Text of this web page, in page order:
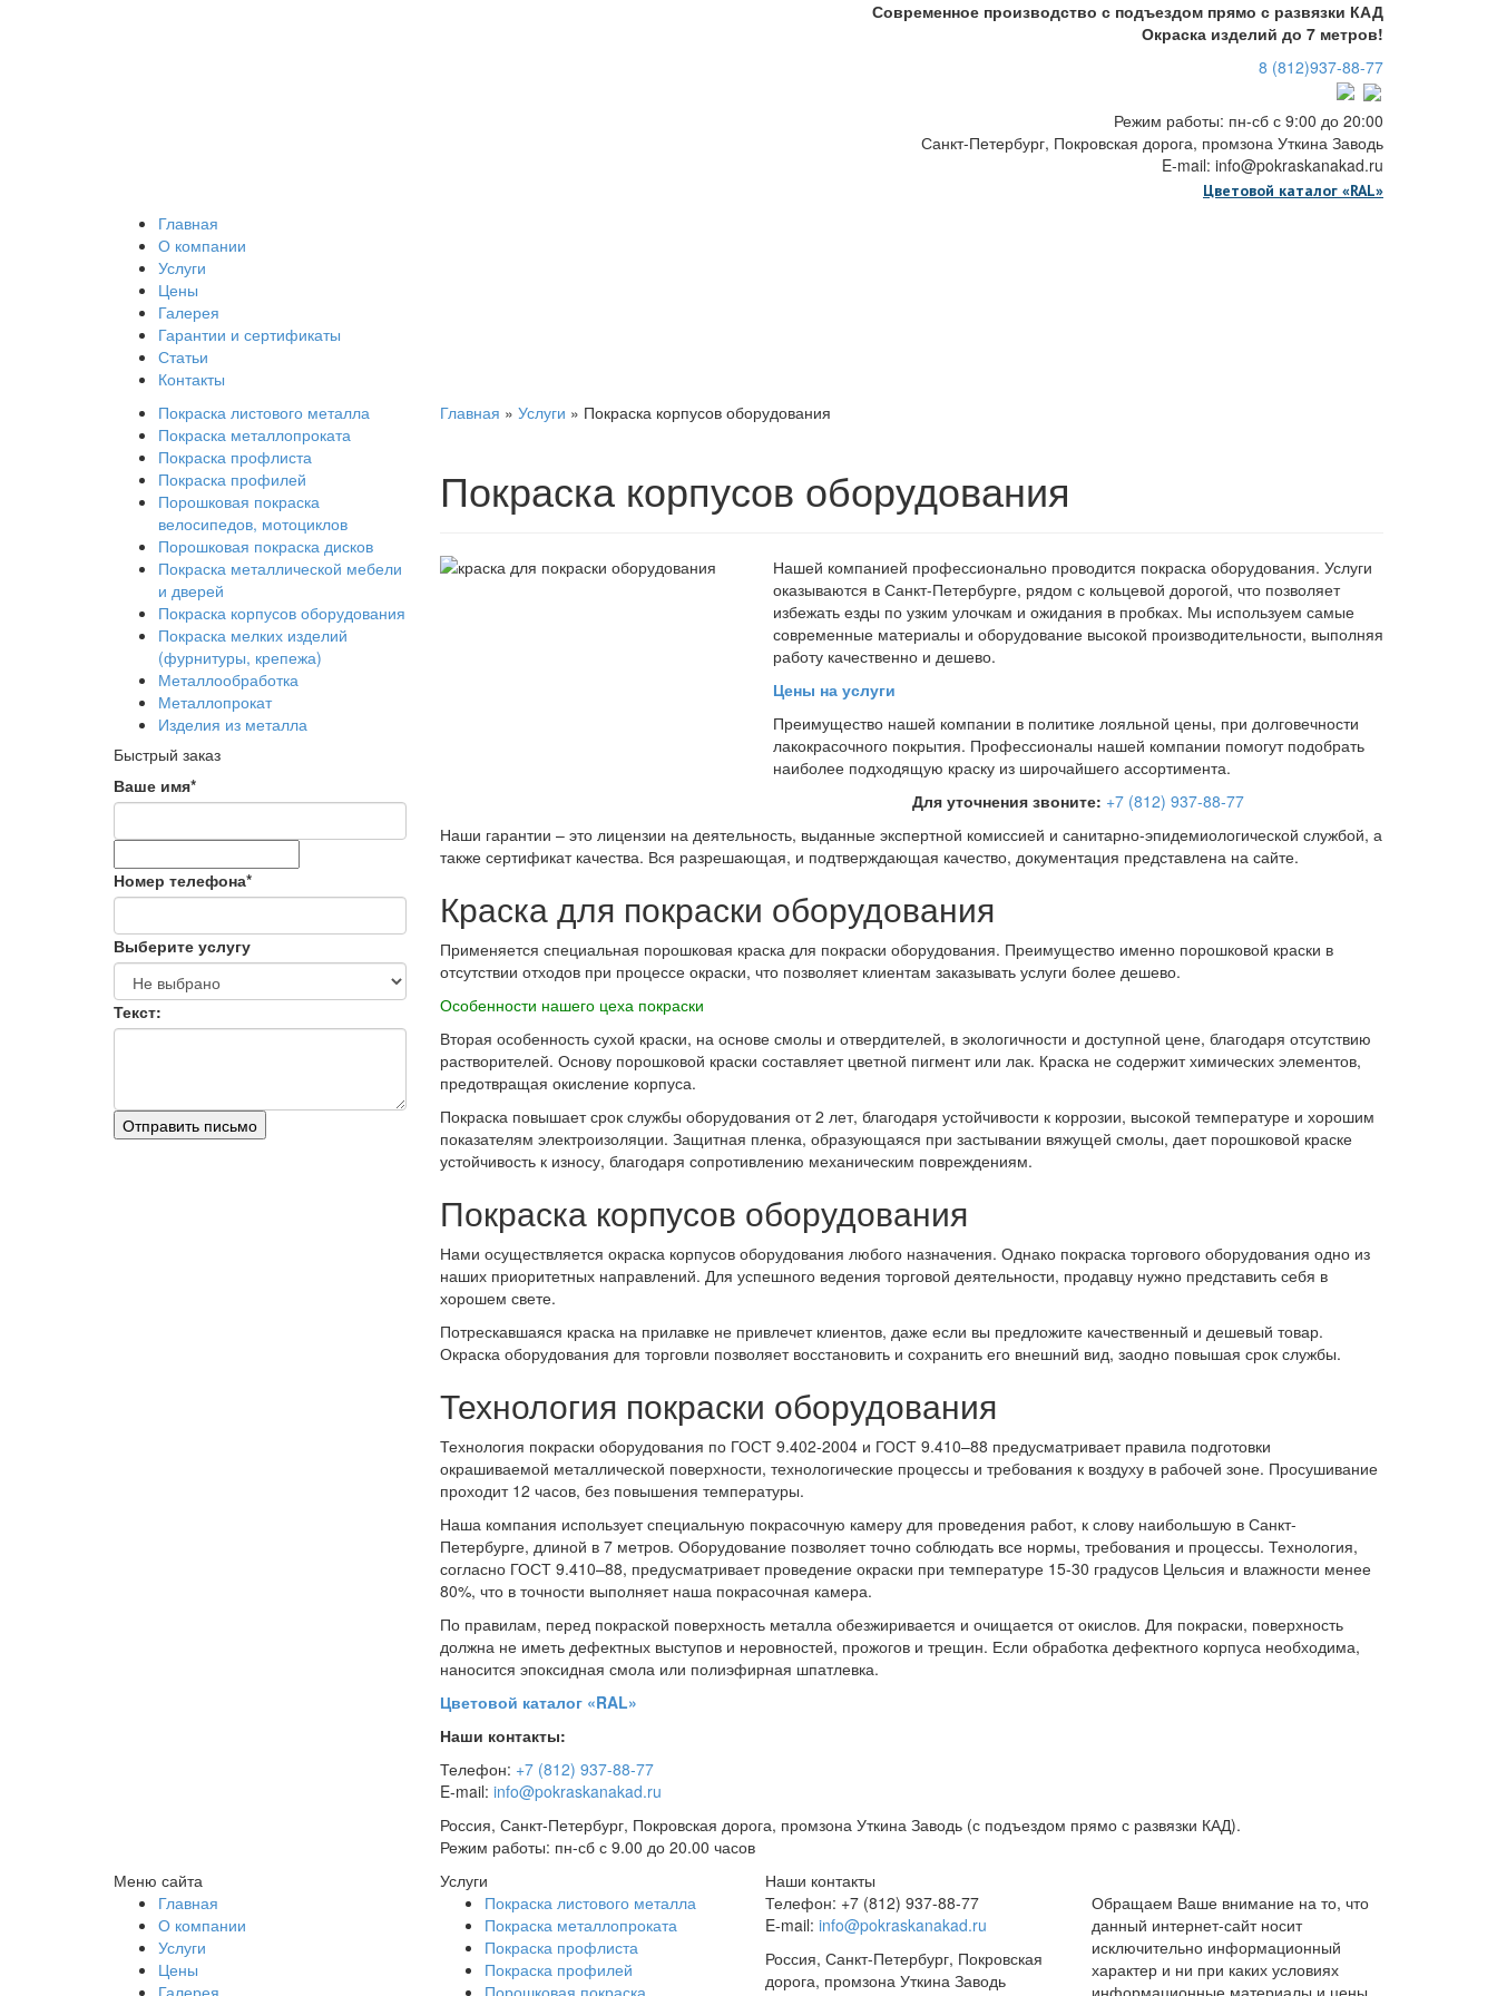
Современное производство с подъездом прямо с развязки КАД
Окраска изделий до 7 метров!
8 (812)937-88-77
Режим работы: пн-сб с 9:00 до 20:00
Санкт-Петербург, Покровская дорога, промзона Уткина Заводь
E-mail: info@pokraskanakad.ru
Цветовой каталог «RAL»
Главная
О компании
Услуги
Цены
Галерея
Гарантии и сертификаты
Статьи
Контакты
Покраска листового металла
Покраска металлопроката
Покраска профлиста
Покраска профилей
Порошковая покраска
велосипедов, мотоциклов
Порошковая покраска дисков
Покраска металлической мебели
и дверей
Покраска корпусов оборудования
Покраска мелких изделий
(фурнитуры, крепежа)
Металлообработка
Металлопрокат
Изделия из металла
Быстрый заказ
Ваше имя*
Номер телефона*
Выберите услугу
Текст:
Отправить письмо
Главная » Услуги » Покраска корпусов оборудования
Покраска корпусов оборудования
Нашей компанией профессионально проводится покраска оборудования. Услуги
оказываются в Санкт-Петербурге, рядом с кольцевой дорогой, что позволяет
избежать езды по узким улочкам и ожидания в пробках. Мы используем самые
современные материалы и оборудование высокой производительности, выполняя
работу качественно и дешево.
Цены на услуги
Преимущество нашей компании в политике лояльной цены, при долговечности
лакокрасочного покрытия. Профессионалы нашей компании помогут подобрать
наиболее подходящую краску из широчайшего ассортимента.
Для уточнения звоните: +7 (812) 937-88-77
Наши гарантии – это лицензии на деятельность, выданные экспертной комиссией и санитарно-эпидемиологической службой, а
также сертификат качества. Вся разрешающая, и подтверждающая качество, документация представлена на сайте.
Краска для покраски оборудования
Применяется специальная порошковая краска для покраски оборудования. Преимущество именно порошковой краски в
отсутствии отходов при процессе окраски, что позволяет клиентам заказывать услуги более дешево.
Особенности нашего цеха покраски
Вторая особенность сухой краски, на основе смолы и отвердителей, в экологичности и доступной цене, благодаря отсутствию
растворителей. Основу порошковой краски составляет цветной пигмент или лак. Краска не содержит химических элементов,
предотвращая окисление корпуса.
Покраска повышает срок службы оборудования от 2 лет, благодаря устойчивости к коррозии, высокой температуре и хорошим
показателям электроизоляции. Защитная пленка, образующаяся при застывании вяжущей смолы, дает порошковой краске
устойчивость к износу, благодаря сопротивлению механическим повреждениям.
Покраска корпусов оборудования
Нами осуществляется окраска корпусов оборудования любого назначения. Однако покраска торгового оборудования одно из
наших приоритетных направлений. Для успешного ведения торговой деятельности, продавцу нужно представить себя в
хорошем свете.
Потрескавшаяся краска на прилавке не привлечет клиентов, даже если вы предложите качественный и дешевый товар.
Окраска оборудования для торговли позволяет восстановить и сохранить его внешний вид, заодно повышая срок службы.
Технология покраски оборудования
Технология покраски оборудования по ГОСТ 9.402-2004 и ГОСТ 9.410–88 предусматривает правила подготовки
окрашиваемой металлической поверхности, технологические процессы и требования к воздуху в рабочей зоне. Просушивание
проходит 12 часов, без повышения температуры.
Наша компания использует специальную покрасочную камеру для проведения работ, к слову наибольшую в Санкт-
Петербурге, длиной в 7 метров. Оборудование позволяет точно соблюдать все нормы, требования и процессы. Технология,
согласно ГОСТ 9.410–88, предусматривает проведение окраски при температуре 15-30 градусов Цельсия и влажности менее
80%, что в точности выполняет наша покрасочная камера.
По правилам, перед покраской поверхность металла обезжиривается и очищается от окислов. Для покраски, поверхность
должна не иметь дефектных выступов и неровностей, прожогов и трещин. Если обработка дефектного корпуса необходима,
наносится эпоксидная смола или полиэфирная шпатлевка.
Цветовой каталог «RAL»
Наши контакты:
Телефон: +7 (812) 937-88-77
E-mail: info@pokraskanakad.ru
Россия, Санкт-Петербург, Покровская дорога, промзона Уткина Заводь (с подъездом прямо с развязки КАД).
Режим работы: пн-сб с 9.00 до 20.00 часов
Меню сайта
Главная
О компании
Услуги
Цены
Услуги
Покраска листового металла
Покраска металлопроката
Покраска профлиста
Покраска профилей
Наши контакты
Телефон: +7 (812) 937-88-77
E-mail: info@pokraskanakad.ru
Россия, Санкт-Петербург, Покровская
дорога, промзона Уткина Заводь
Обращаем Ваше внимание на то, что
данный интернет-сайт носит
исключительно информационный
характер и ни при каких условиях